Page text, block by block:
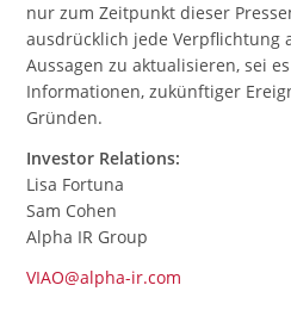
nur zum Zeitpunkt dieser
ausdrücklich jede Verpflichtung
Aussagen zu aktualisieren, sei
Informationen, zukünftiger
Gründen.
Investor Relations:
Lisa Fortuna
Sam Cohen
Alpha IR Group
VIAO@alpha-ir.com